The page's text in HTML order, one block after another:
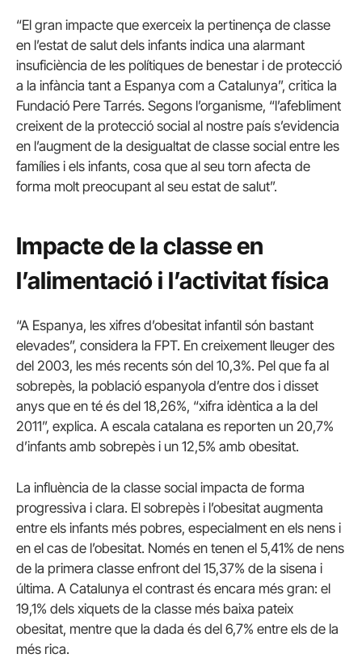
“El gran impacte que exerceix la pertinença de classe
en l’estat de salut dels infants indica una alarmant
insuficiència de les polítiques de benestar i de protecció
a la infància tant a Espanya com a Catalunya”, critica la
Fundació Pere Tarrés. Segons l’organisme, “l’afebliment
creixent de la protecció social al nostre país s’evidencia
en l’augment de la desigualtat de classe social entre les
famílies i els infants, cosa que al seu torn afecta de
forma molt preocupant al seu estat de salut”.
Impacte de la classe en
l’alimentació i l’activitat física
“A Espanya, les xifres d’obesitat infantil són bastant
elevades”, considera la FPT. En creixement lleuger des
del 2003, les més recents són del 10,3%. Pel que fa al
sobrepès, la població espanyola d’entre dos i disset
anys que en té és del 18,26%, “xifra idèntica a la del
2011”, explica. A escala catalana es reporten un 20,7%
d’infants amb sobrepès i un 12,5% amb obesitat.
La influència de la classe social impacta de forma
progressiva i clara. El sobrepès i l’obesitat augmenta
entre els infants més pobres, especialment en els nens i
en el cas de l’obesitat. Només en tenen el 5,41% de nens
de la primera classe enfront del 15,37% de la sisena i
última. A Catalunya el contrast és encara més gran: el
19,1% dels xiquets de la classe més baixa pateix
obesitat, mentre que la dada és del 6,7% entre els de la
més rica.